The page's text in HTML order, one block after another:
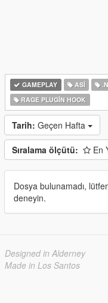
GAMEPLAY ASI
RAGE PLUGIN HOOK
Tarih: Geçen Hafta
Sıralama ölçütü: En
Dosya bulunamadı,
deneyin.
Designed in Alderney
Made in Los Santos